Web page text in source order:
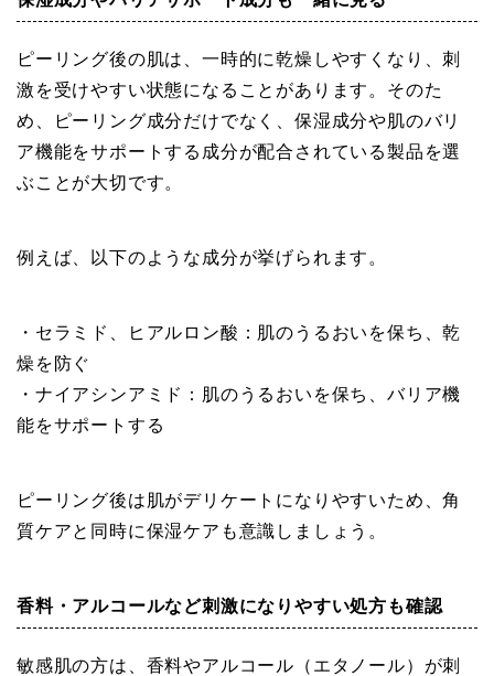
ピーリング後の肌は、一時的に乾燥しやすくなり、刺
激を受けやすい状態になることがあります。そのた
め、ピーリング成分だけでなく、保湿成分や肌のバリ
ア機能をサポートする成分が配合されている製品を選
ぶことが大切です。
例えば、以下のような成分が挙げられます。
・セラミド、ヒアルロン酸：肌のうるおいを保ち、乾
燥を防ぐ
・ナイアシンアミド：肌のうるおいを保ち、バリア機
能をサポートする
ピーリング後は肌がデリケートになりやすいため、角
質ケアと同時に保湿ケアも意識しましょう。
香料・アルコールなど刺激になりやすい処方も確認
敏感肌の方は、香料やアルコール（エタノール）が刺